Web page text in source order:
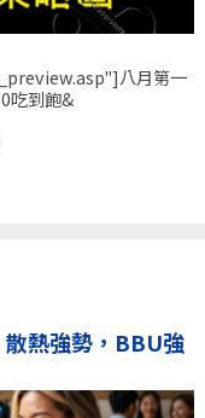
八月第一
吃到飽&
熱強勢，BBU強